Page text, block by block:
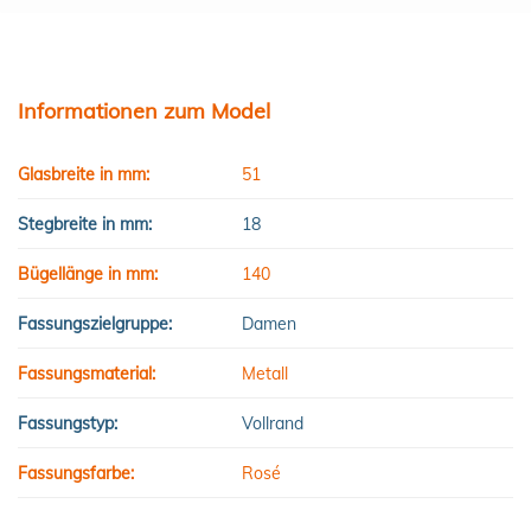
Informationen zum Model
Glasbreite in mm: 51
Stegbreite in mm: 18
Bügellänge in mm: 140
Fassungszielgruppe: Damen
Fassungsmaterial: Metall
Fassungstyp: Vollrand
Fassungsfarbe: Rosé